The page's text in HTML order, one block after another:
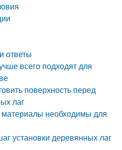
ответы
всего подходят для
поверхность перед
лаг
материалы необходимы для
установки деревянных лаг